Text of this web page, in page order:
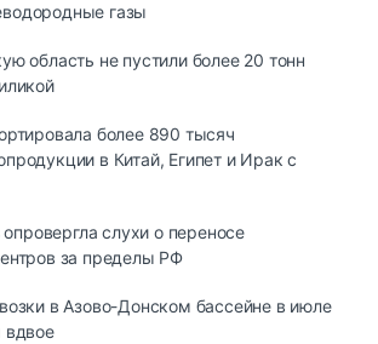
газы
область не пустили более 20 тонн
более 890 тысяч
в Китай, Египет и Ирак с
слухи о переносе
за пределы РФ
в Азово-Донском бассейне в июле
вдвое